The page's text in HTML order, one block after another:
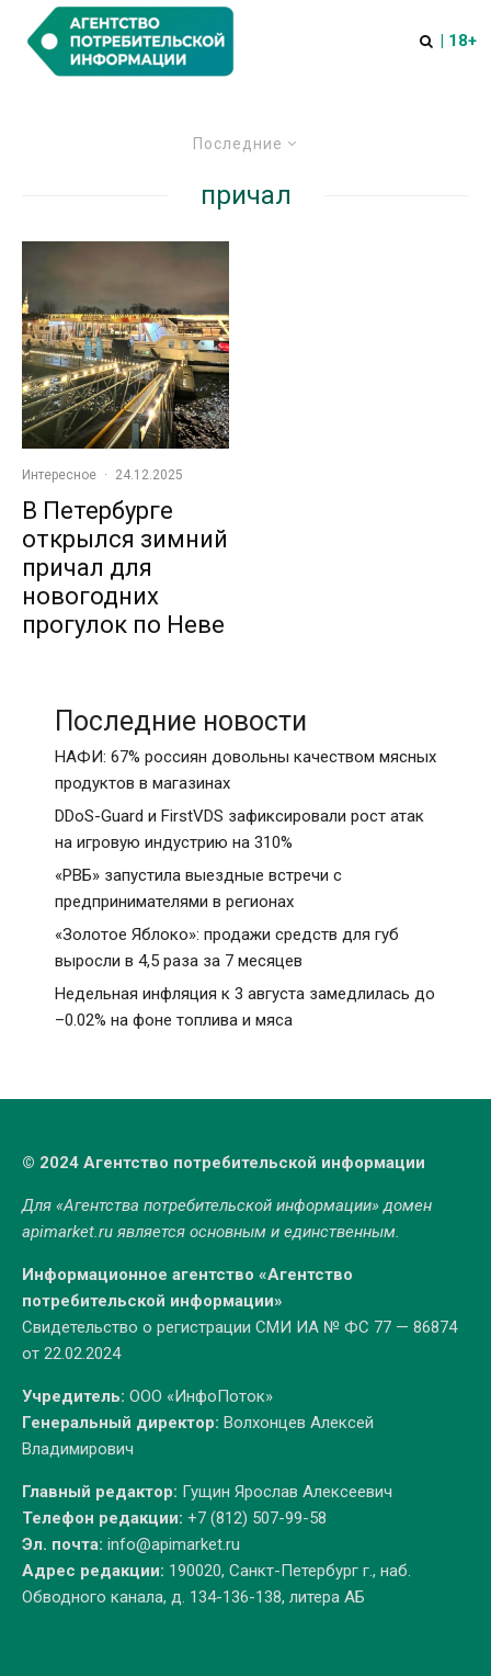
| 18+
Последние
причал
Интересное · 24.12.2025
В Петербурге
открылся зимний
причал для
новогодних
прогулок по Неве
Последние новости
НАФИ: 67% россиян довольны качеством мясных
продуктов в магазинах
DDoS-Guard и FirstVDS зафиксировали рост атак
на игровую индустрию на 310%
«РВБ» запустила выездные встречи с
предпринимателями в регионах
«Золотое Яблоко»: продажи средств для губ
выросли в 4,5 раза за 7 месяцев
Недельная инфляция к 3 августа замедлилась до
–0.02% на фоне топлива и мяса
© 2024 Агентство потребительской информации
Для «Агентства потребительской информации» домен
apimarket.ruявляется основным и единственным.
Информационное агентство «Агентство
потребительской информации»
Свидетельство о регистрации СМИ ИА № ФС 77 — 86874
от 22.02.2024
Учредитель: ООО «ИнфоПоток»
Генеральный директор: Волхонцев Алексей
Владимирович
Главный редактор: Гущин Ярослав Алексеевич
Телефон редакции: +7 (812) 507-99-58
Эл. почта: info@apimarket.ru
Адрес редакции: 190020, Санкт-Петербург г., наб.
Обводного канала, д. 134-136-138, литера АБ